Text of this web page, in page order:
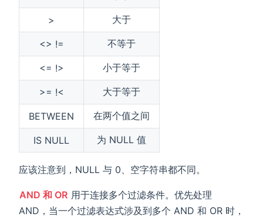
> 大于
<> != 不等于
<= !> 小于等于
>= !< 大于等于
BETWEEN 在两个值之间
IS NULL 为 NULL 值
应该注意到，NULL 与 0、空字符串都不同。
AND 和 OR 用于连接多个过滤条件。优先处理
AND，当一个过滤表达式涉及到多个 AND 和 OR 时，